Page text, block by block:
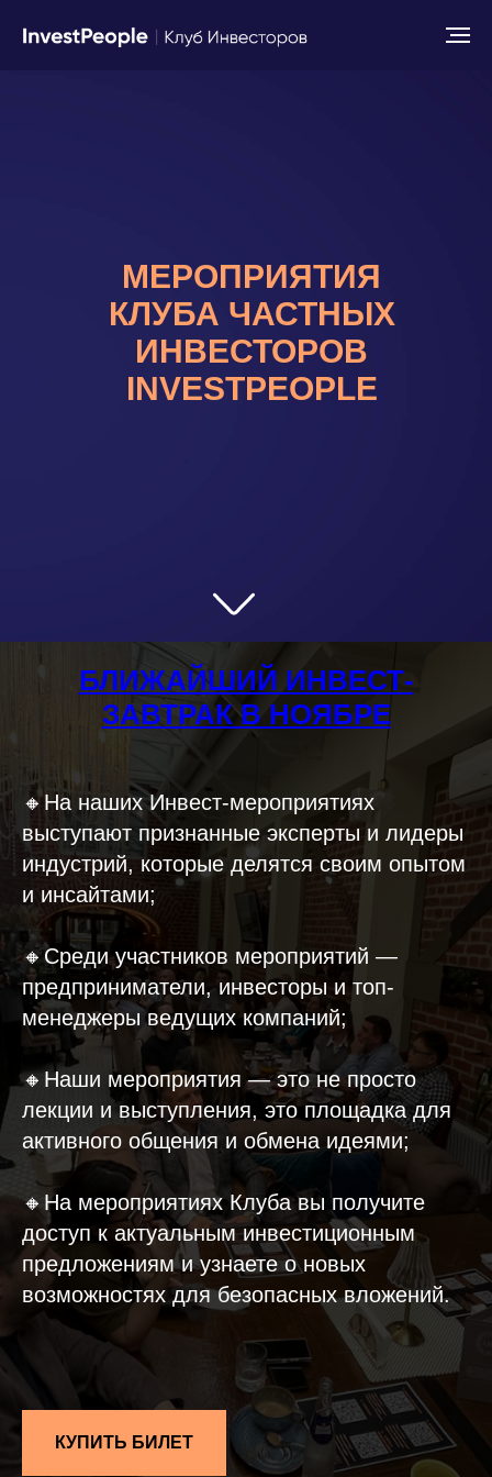
МЕРОПРИЯТИЯ
КЛУБА ЧАСТНЫХ
ИНВЕСТОРОВ
INVESTPEOPLE
БЛИЖАЙШИЙ ИНВЕСТ-
ЗАВТРАК В НОЯБРЕ
🔸На наших Инвест-мероприятиях
выступают признанные эксперты и лидеры
индустрий, которые делятся своим опытом
и инсайтами;
🔸Среди участников мероприятий —
предприниматели, инвесторы и топ-
менеджеры ведущих компаний;
🔸Наши мероприятия — это не просто
лекции и выступления, это площадка для
активного общения и обмена идеями;
🔸На мероприятиях Клуба вы получите
доступ к актуальным инвестиционным
предложениям и узнаете о новых
возможностях для безопасных вложений.
КУПИТЬ БИЛЕТ